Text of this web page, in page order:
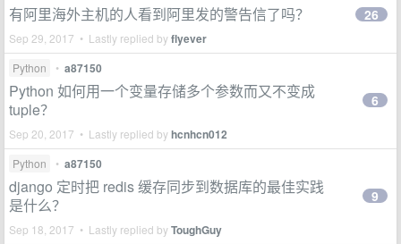
有阿里海外主机的人看到阿里发的警告信了吗？
Sep 29, 2017 • Lastly replied byflyever
26
Python • a87150
Python 如何用一个变量存储多个参数而又不变成
tuple？
Sep 20, 2017 • Lastly replied byhcnhcn012
6
Python • a87150
django 定时把 redis 缓存同步到数据库的最佳实践
是什么？
Sep 18, 2017 • Lastly replied byToughGuy
9